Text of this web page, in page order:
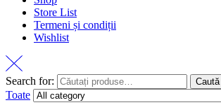
Store List
Termeni și condiții
Wishlist
Search for: Caută
Toate